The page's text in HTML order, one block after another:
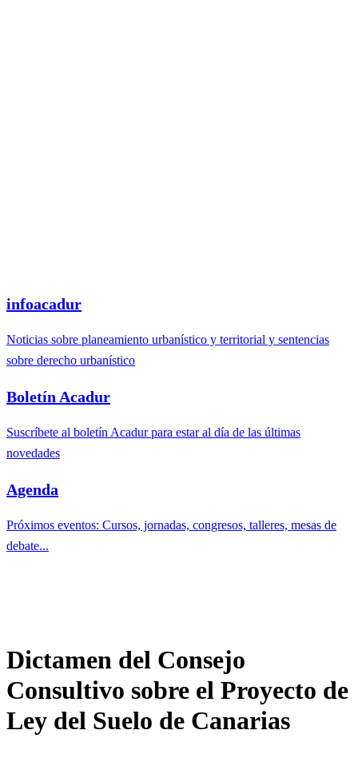
infoacadur
Noticias sobre planeamiento urbanístico y territorial y sentencias
sobre derecho urbanístico
Boletín Acadur
Suscríbete al boletín Acadur para estar al día de las últimas
novedades
Agenda
Próximos eventos: Cursos, jornadas, congresos, talleres, mesas de
debate...
Dictamen del Consejo
Consultivo sobre el Proyecto de
Ley del Suelo de Canarias